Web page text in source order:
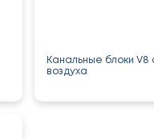
Канальные блоки V8
воздуха